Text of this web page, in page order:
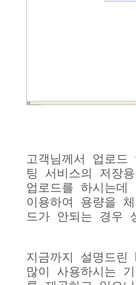
고객님께서 업로
팅 서비스의 저장
업로드를 하시는
이용하여 용량을
드가 안되는 경우
지금까지 설명드린
많이 사용하시는